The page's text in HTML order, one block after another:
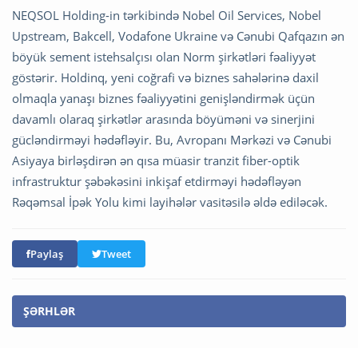
NEQSOL Holding-in tərkibində Nobel Oil Services, Nobel
Upstream, Bakcell, Vodafone Ukraine və Cənubi Qafqazın ən
böyük sement istehsalçısı olan Norm şirkətləri fəaliyyət
göstərir. Holdinq, yeni coğrafi və biznes sahələrinə daxil
olmaqla yanaşı biznes fəaliyyətini genişləndirmək üçün
davamlı olaraq şirkətlər arasında böyüməni və sinerjini
gücləndirməyi hədəfləyir. Bu, Avropanı Mərkəzi və Cənubi
Asiyaya birləşdirən ən qısa müasir tranzit fiber-optik
infrastruktur şəbəkəsini inkişaf etdirməyi hədəfləyən
Rəqəmsal İpək Yolu kimi layihələr vasitəsilə əldə ediləcək.
Paylaş Tweet
ŞƏRHLƏR